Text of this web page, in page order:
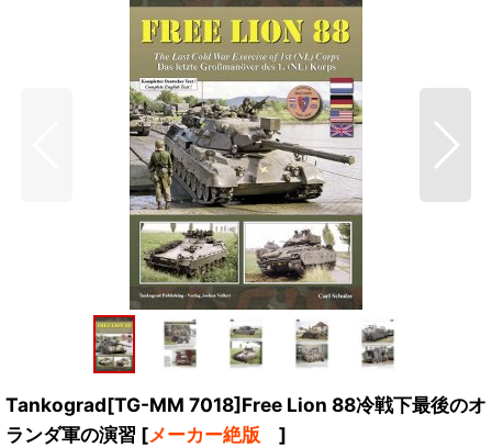
Tankograd[TG-MM 7018]Free Lion 88冷戦下最後のオ
ランダ軍の演習 [メーカー絶版 ]